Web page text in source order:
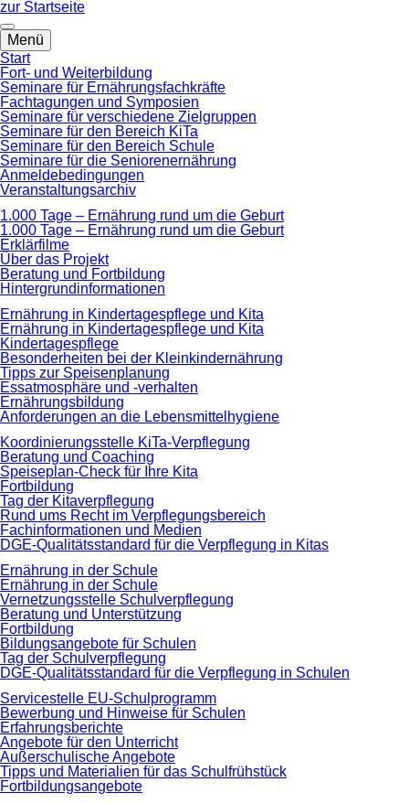
zum
Hauptinhalt
springen
zur Startseite
Menü
Start
Fort- und Weiterbildung
Seminare für Ernährungsfachkräfte
Fachtagungen und Symposien
Seminare für verschiedene Zielgruppen
Seminare für den Bereich KiTa
Seminare für den Bereich Schule
Seminare für die Seniorenernährung
Anmeldebedingungen
Veranstaltungsarchiv
1.000 Tage – Ernährung rund um die Geburt
1.000 Tage – Ernährung rund um die Geburt
Erklärfilme
Über das Projekt
Beratung und Fortbildung
Hintergrundinformationen
Ernährung in Kindertagespflege und Kita
Ernährung in Kindertagespflege und Kita
Kindertagespflege
Besonderheiten bei der Kleinkindernährung
Tipps zur Speisenplanung
Essatmosphäre und -verhalten
Ernährungsbildung
Anforderungen an die Lebensmittelhygiene
Koordinierungsstelle KiTa-Verpflegung
Beratung und Coaching
Speiseplan-Check für Ihre Kita
Fortbildung
Tag der Kitaverpflegung
Rund ums Recht im Verpflegungsbereich
Fachinformationen und Medien
DGE-Qualitätsstandard für die Verpflegung in Kitas
Ernährung in der Schule
Ernährung in der Schule
Vernetzungsstelle Schulverpflegung
Beratung und Unterstützung
Fortbildung
Bildungsangebote für Schulen
Tag der Schulverpflegung
DGE-Qualitätsstandard für die Verpflegung in Schulen
Servicestelle EU-Schulprogramm
Bewerbung und Hinweise für Schulen
Erfahrungsberichte
Angebote für den Unterricht
Außerschulische Angebote
Tipps und Materialien für das Schulfrühstück
Fortbildungsangebote